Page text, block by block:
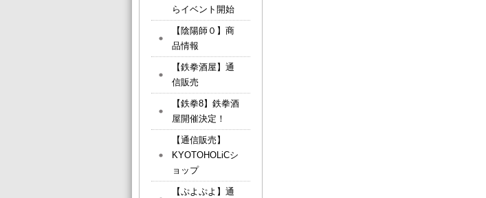
らイベント開始
【陰陽師０】商
品情報
【鉄拳酒屋】通
信販売
【鉄拳8】鉄拳酒
屋開催決定！
【通信販売】
KYOTOHOLiCシ
ョップ
【ぷよぷよ】通